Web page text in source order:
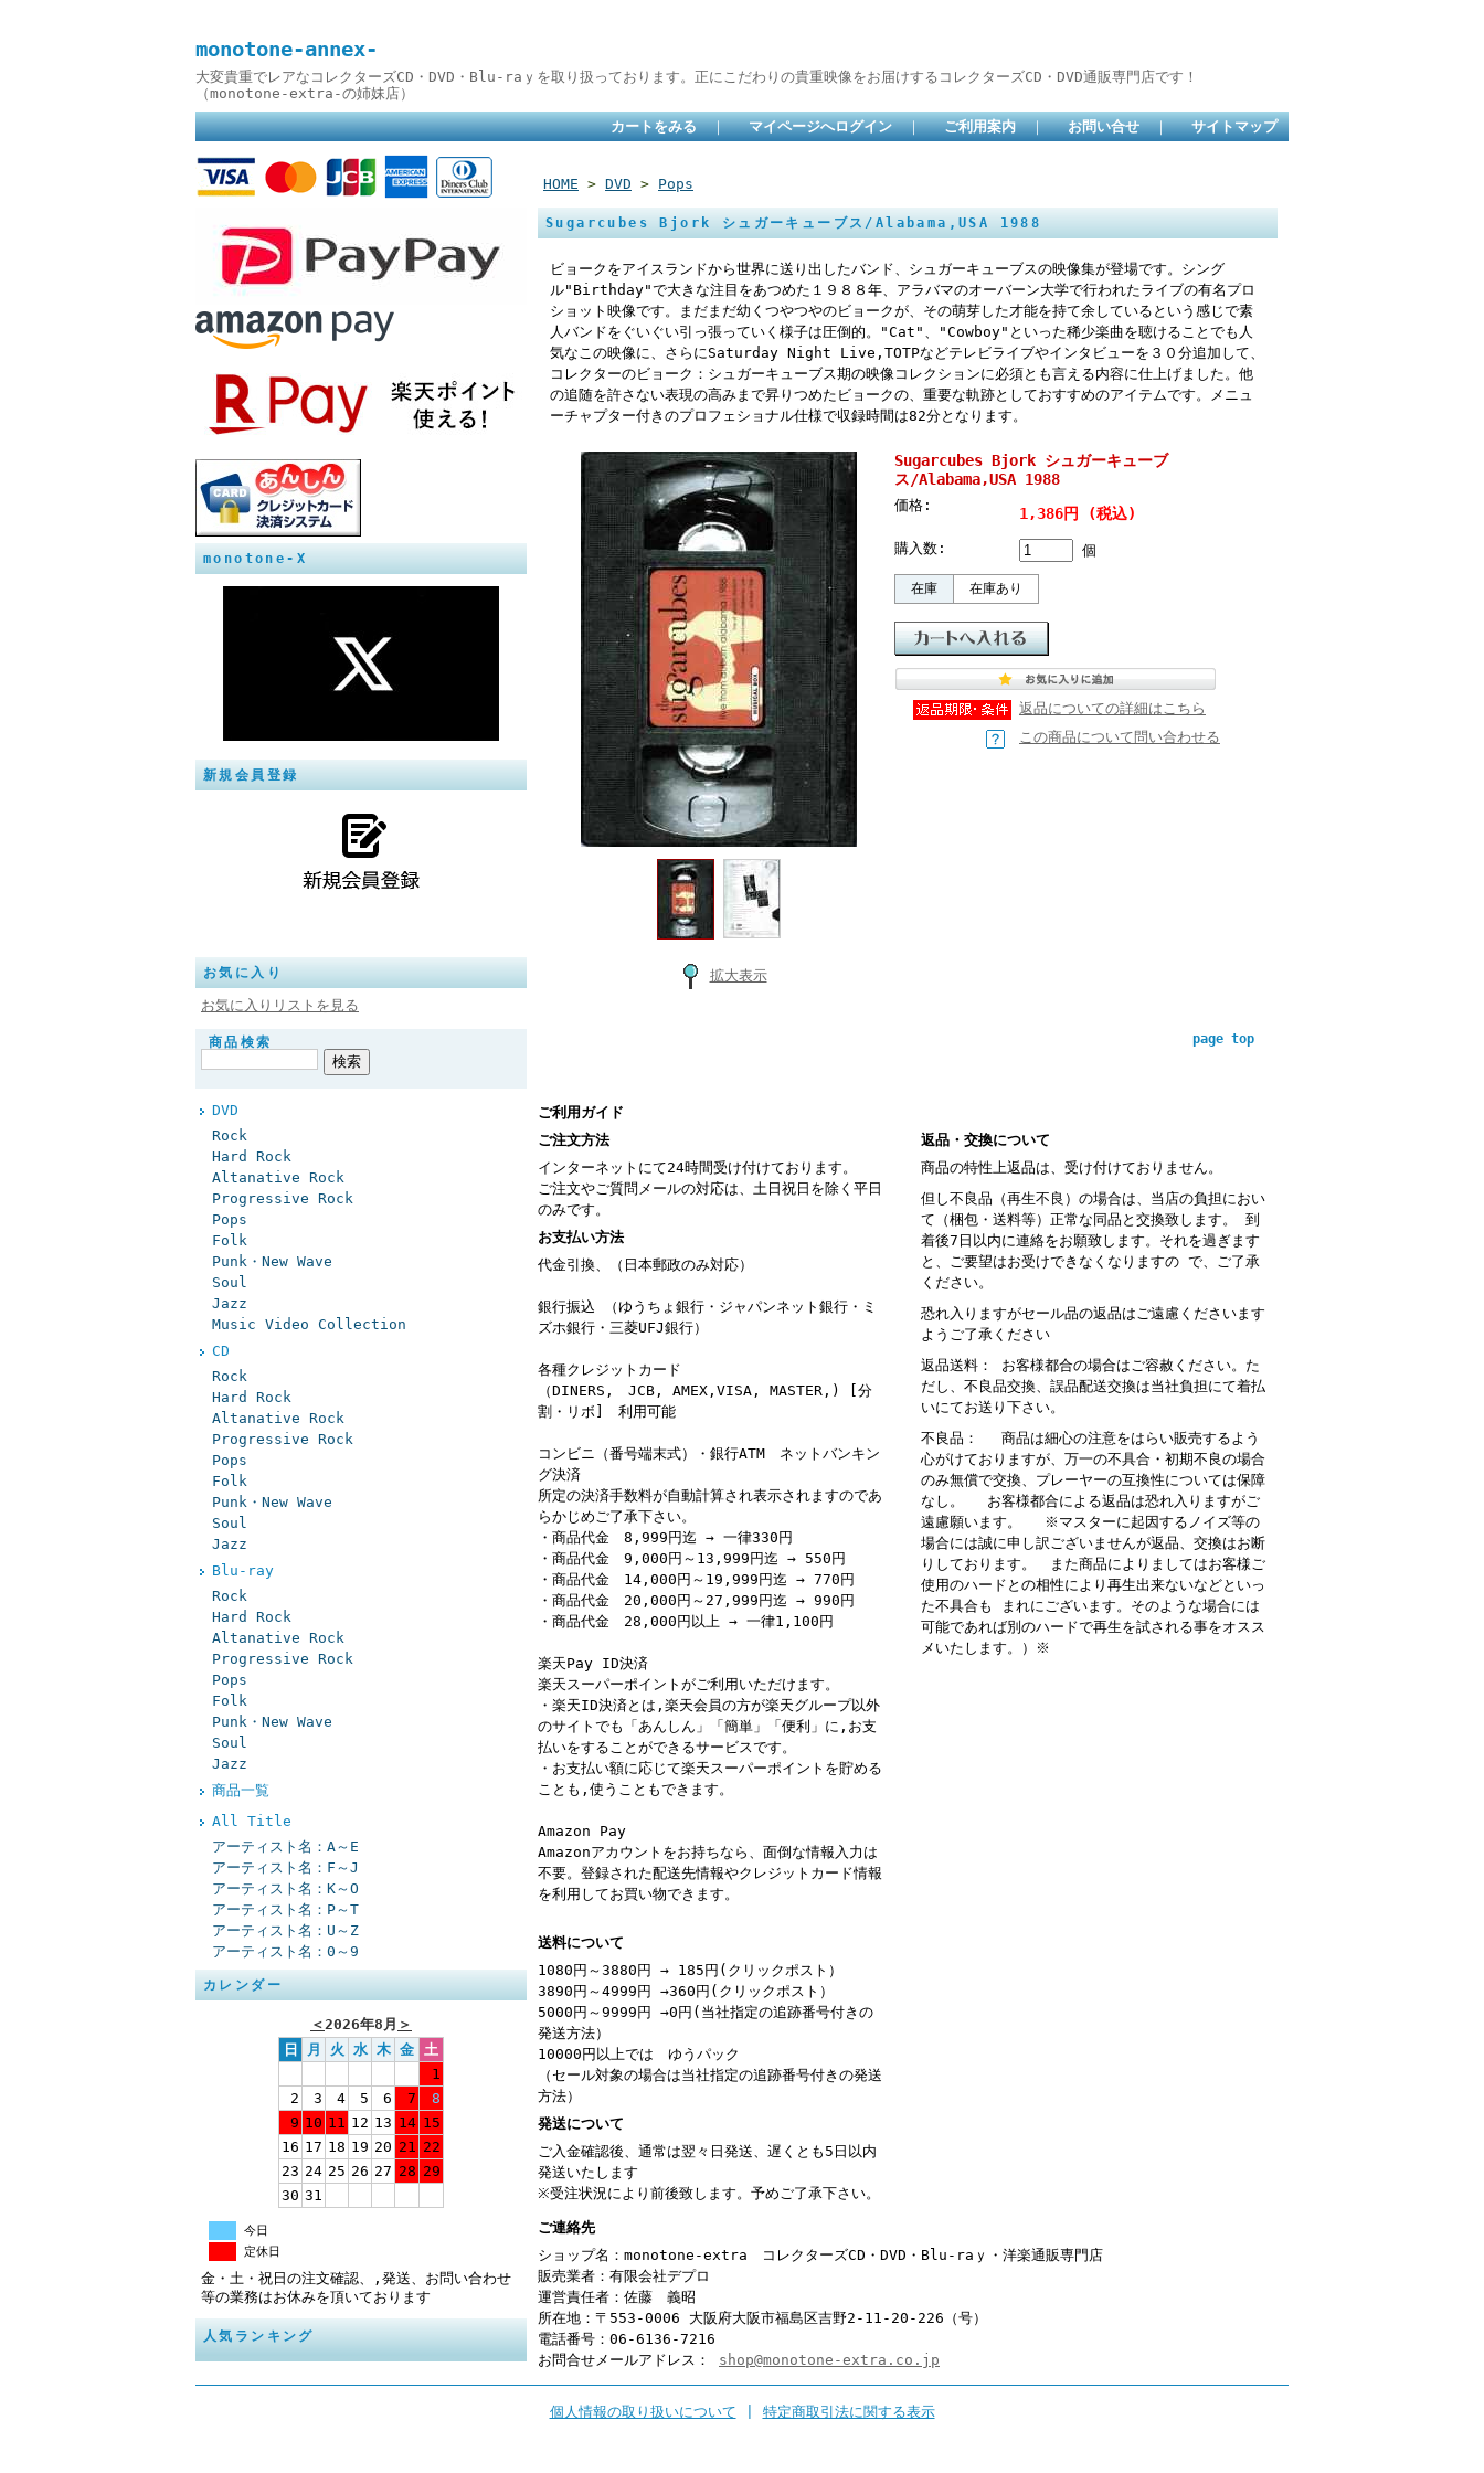
monotone-annex-
大変貴重でレアなコレクターズCD・DVD・Blu-raｙを取り扱っております。正にこだわりの貴重映像をお届けするコレクターズCD・DVD通販専門店です！
（monotone-extra-の姉妹店）
カートをみる ｜ マイページへログイン ｜ ご利用案内 ｜ お問い合せ ｜ サイトマップ
monotone-X
新規会員登録
お気に入り
お気に入りリストを見る
商品検索
DVD
Rock
Hard Rock
Altanative Rock
Progressive Rock
Pops
Folk
Punk・New Wave
Soul
Jazz
Music Video Collection
CD
Rock
Hard Rock
Altanative Rock
Progressive Rock
Pops
Folk
Punk・New Wave
Soul
Jazz
Blu-ray
Rock
Hard Rock
Altanative Rock
Progressive Rock
Pops
Folk
Punk・New Wave
Soul
Jazz
商品一覧
All Title
アーティスト名：A～E
アーティスト名：F～J
アーティスト名：K～O
アーティスト名：P～T
アーティスト名：U～Z
アーティスト名：0～9
カレンダー
＜2026年8月 ＞
日
月 火 水 木 金 土
1
2
3 4 5 6 7
8
9 10 11 12 13 14 15
16 17 18 19 20 21 22
23 24 25 26 27 28 29
30 31
今日
定休日
金・土・祝日の注文確認、,発送、お問い合わせ
等の業務はお休みを頂いております
人気ランキング
HOME > DVD > Pops
Sugarcubes Bjork シュガーキューブス/Alabama,USA 1988
ビョークをアイスランドから世界に送り出したバンド、シュガーキューブスの映像集が登場です。シング
ル"Birthday"で大きな注目をあつめた１９８８年、アラバマのオーバーン大学で行われたライブの有名プロ
ショット映像です。まだまだ幼くつやつやのビョークが、その萌芽した才能を持て余しているという感じで素
人バンドをぐいぐい引っ張っていく様子は圧倒的。"Cat"、"Cowboy"といった稀少楽曲を聴けることでも人
気なこの映像に、さらにSaturday Night Live,TOTPなどテレビライブやインタビューを３０分追加して、
コレクターのビョーク：シュガーキューブス期の映像コレクションに必須とも言える内容に仕上げました。他
の追随を許さない表現の高みまで昇りつめたビョークの、重要な軌跡としておすすめのアイテムです。メニュ
ーチャプター付きのプロフェショナル仕様で収録時間は82分となります。
拡大表示
Sugarcubes Bjork シュガーキューブ
ス/Alabama,USA 1988
価格: 1,386円 (税込)
購入数: 個
在庫 在庫あり
返品についての詳細はこちら
この商品について問い合わせる
page top
ご利用ガイド
ご注文方法
インターネットにて24時間受け付けております。
ご注文やご質問メールの対応は、土日祝日を除く平日
のみです。
お支払い方法
代金引換、（日本郵政のみ対応）
銀行振込 （ゆうちょ銀行・ジャパンネット銀行・ミ
ズホ銀行・三菱UFJ銀行）
各種クレジットカード
（DINERS, JCB, AMEX,VISA, MASTER,) [分
割・リボ] 利用可能
コンビニ（番号端末式）・銀行ATM ネットバンキン
グ決済
所定の決済手数料が自動計算され表示されますのであ
らかじめご了承下さい。
・商品代金 8,999円迄 → 一律330円
・商品代金 9,000円～13,999円迄 → 550円
・商品代金 14,000円～19,999円迄 → 770円
・商品代金 20,000円～27,999円迄 → 990円
・商品代金 28,000円以上 → 一律1,100円
楽天Pay ID決済
楽天スーパーポイントがご利用いただけます。
・楽天ID決済とは,楽天会員の方が楽天グループ以外
のサイトでも「あんしん」「簡単」「便利」に,お支
払いをすることができるサービスです。
・お支払い額に応じて楽天スーパーポイントを貯める
ことも,使うこともできます。
Amazon Pay
Amazonアカウントをお持ちなら、面倒な情報入力は
不要。登録された配送先情報やクレジットカード情報
を利用してお買い物できます。
送料について
1080円～3880円 → 185円(クリックポスト）
3890円～4999円 →360円(クリックポスト）
5000円～9999円 →0円(当社指定の追跡番号付きの
発送方法）
10000円以上では ゆうパック
（セール対象の場合は当社指定の追跡番号付きの発送
方法）
発送について
ご入金確認後、通常は翌々日発送、遅くとも5日以内
発送いたします
※受注状況により前後致します。予めご了承下さい。
返品・交換について
商品の特性上返品は、受け付けておりません。
但し不良品（再生不良）の場合は、当店の負担におい
て（梱包・送料等）正常な同品と交換致します。 到
着後7日以内に連絡をお願致します。それを過ぎます
と、ご要望はお受けできなくなりますの で、ご了承
ください。
恐れ入りますがセール品の返品はご遠慮くださいます
ようご了承ください
返品送料： お客様都合の場合はご容赦ください。た
だし、不良品交換、誤品配送交換は当社負担にて着払
いにてお送り下さい。
不良品： 商品は細心の注意をはらい販売するよう
心がけておりますが、万一の不具合・初期不良の場合
のみ無償で交換、プレーヤーの互換性については保障
なし。 お客様都合による返品は恐れ入りますがご
遠慮願います。 ※マスターに起因するノイズ等の
場合には誠に申し訳ございませんが返品、交換はお断
りしております。 また商品によりましてはお客様ご
使用のハードとの相性により再生出来ないなどといっ
た不具合も まれにございます。そのような場合には
可能であれば別のハードで再生を試される事をオスス
メいたします。）※
ご連絡先
ショップ名：monotone-extra コレクターズCD・DVD・Blu-raｙ・洋楽通販専門店
販売業者：有限会社デプロ
運営責任者：佐藤 義昭
所在地：〒553-0006 大阪府大阪市福島区吉野2-11-20-226（号）
電話番号：06-6136-7216
お問合せメールアドレス： shop@monotone-extra.co.jp
個人情報の取り扱いについて 特定商取引法に関する表示